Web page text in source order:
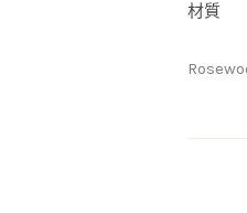
材質